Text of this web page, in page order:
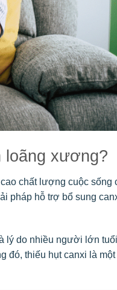
loãng xương?
chất lượng cuộc sống
pháp hỗ trợ bổ sung
lý do nhiều người lớn tuổi
đó, thiếu hụt canxi là một